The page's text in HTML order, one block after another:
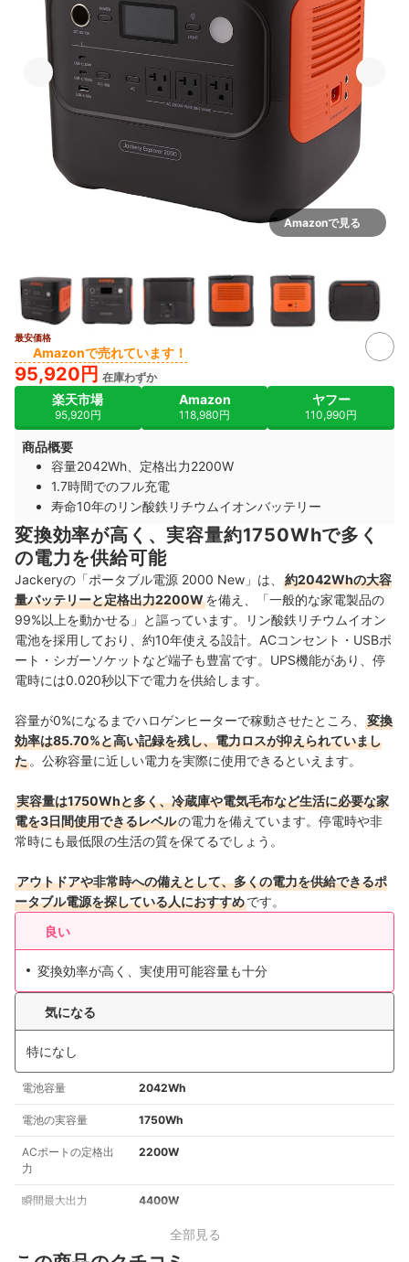
Amazonで見る
最安価格
Amazonで売れています！
95,920円 在庫わずか
楽天市場
95,920円
Amazon
118,980円
ヤフー
110,990円
商品概要
容量2042Wh、定格出力2200W
1.7時間でのフル充電
寿命10年のリン酸鉄リチウムイオンバッテリー
変換効率が高く、実容量約1750Whで多く
の電力を供給可能
Jackeryの「ポータブル電源 2000 New」は、
約2042Whの大容
量バッテリーと定格出力2200Wを備え、「一般的な家電製品の
99%以上を動かせる」と謳っています。リン酸鉄リチウムイオン
電池を採用しており、約10年使える設計。ACコンセント・USBポ
ート・シガーソケットなど端子も豊富です。UPS機能があり、停
電時には0.020秒以下で電力を供給します。
容量が0%になるまでハロゲンヒーターで稼動させたところ、
変換
効率は85.70%と高い記録を残し、電力ロスが抑えられていまし
た 。公称容量に近しい電力を実際に使用できるといえます。
実容量は1750Whと多く、冷蔵庫や電気毛布など生活に必要な家
電を3日間使用できるレベルの電力を備えています。停電時や非
常時にも最低限の生活の質を保てるでしょう。
アウトドアや非常時への備えとして、多くの電力を供給できるポ
ータブル電源を探している人におすすめです。
良い
変換効率が高く、実使用可能容量も十分
気になる
特になし
電池容量 2042Wh
電池の実容量 1750Wh
ACポートの定格出
力
2200W
瞬間最大出力 4400W
全部見る